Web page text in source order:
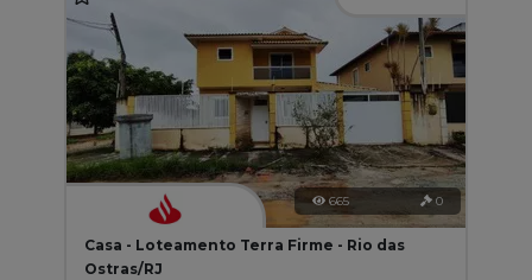
665 0
Casa - Loteamento Terra Firme - Rio das
Ostras/RJ